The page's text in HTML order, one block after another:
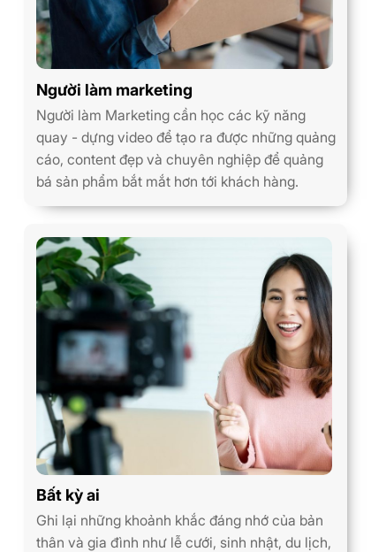
Người làm marketing
Người làm Marketing cần học các kỹ năng
quay - dựng video để tạo ra được những quảng
cáo, content đẹp và chuyên nghiệp để quảng
bá sản phẩm bắt mắt hơn tới khách hàng.
Bất kỳ ai
Ghi lại những khoảnh khắc đáng nhớ của bản
thân và gia đình như lễ cưới, sinh nhật, du lịch,